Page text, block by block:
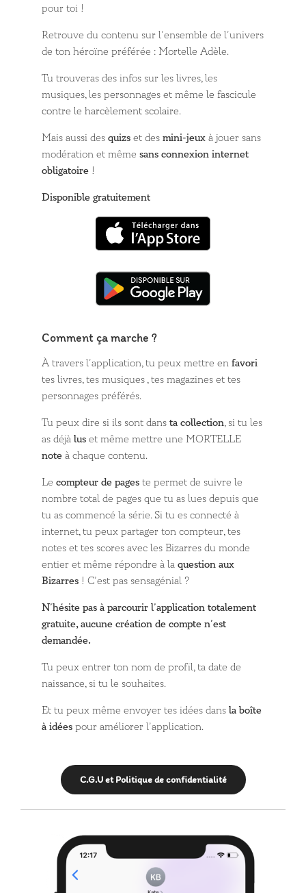
pour toi !
Retrouve du contenu sur l’ensemble de l’univers
de ton héroïne préférée : Mortelle Adèle.
Tu trouveras des infos sur les livres, les
musiques, les personnages et mêmele fascicule
contre le harcèlement scolaire.
Mais aussi desquizs et desmini-jeux à jouer sans
modération et mêmesans connexion internet
obligatoire !
Disponible gratuitement
Comment ça marche ?
À travers l’application, tu peux mettre enfavori
tes livres, tes musiques , tes magazines et tes
personnages préférés.
Tu peux dire si ils sont dansta collection, si tu les
as déjàlus et même mettre une MORTELLE
note à chaque contenu.
Lecompteur de pages te permet de suivre le
nombre total de pages que tu as lues depuis que
tu as commencé la série. Si tu es connecté à
internet, tu peux partager ton compteur, tes
notes et tes scores avec les Bizarres du monde
entier et même répondre à laquestion aux
Bizarres ! C’est pas sensagénial ?
N’hésite pas à parcourir l’application totalement
gratuite, aucune création de compte n’est
demandée.
Tu peux entrer ton nom de profil, ta date de
naissance, si tu le souhaites.
Et tu peux même envoyer tes idées dansla boîte
à idées pour améliorer l’application.
C.G.U et Politique de confidentialité